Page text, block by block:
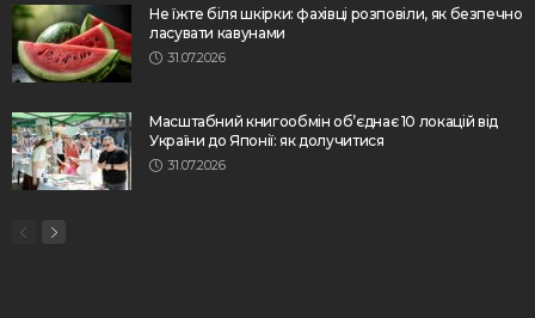
Не їжте біля шкірки: фахівці розповіли, як безпечно
ласувати кавунами
31.07.2026
Масштабний книгообмін об’єднає 10 локацій від
України до Японії: як долучитися
31.07.2026